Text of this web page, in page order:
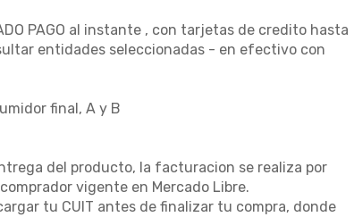
PAGO al instante , con tarjetas de credito hasta
entidades seleccionadas - en efectivo con
final, A y B
del producto, la facturacion se realiza por
vigente en Mercado Libre.
tu CUIT antes de finalizar tu compra, donde